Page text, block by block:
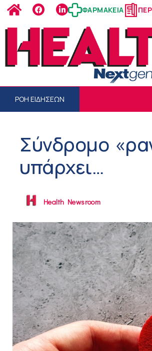
ΦΑΡΜΑΚΕΙΑ
ΡΟΗ ΕΙΔΗΣΕΩΝ
Σύνδρομο
υπάρχει…
Health Newsroom